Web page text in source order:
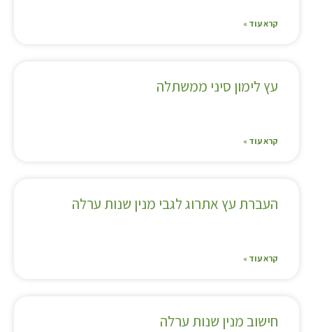
קרא עוד »
עץ לימון סיני ממשתלה
קרא עוד »
העברת עץ אתרוג לגבי מנין שנות ערלה
קרא עוד »
חישוב מנין שנות ערלה